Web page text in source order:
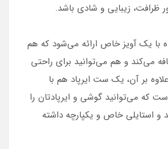
ظرافت، زیبایی و شادی باشد.
با یک آویز خاص ارائه می‌شود که هم
می‌کند و هم می‌توانید برای راحتی
بر آن، یک ست ایرپاد هم با
که می‌توانید گوشی و ایرپادتان را
و استایلی خاص و یکپارچه داشته